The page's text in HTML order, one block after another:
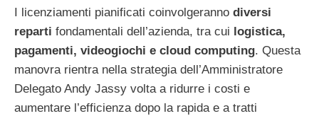
I licenziamenti pianificati coinvolgeranno diversi
reparti fondamentali dell’azienda, tra cui logistica,
pagamenti, videogiochi e cloud computing. Questa
manovra rientra nella strategia dell’Amministratore
Delegato Andy Jassy volta a ridurre i costi e
aumentare l’efficienza dopo la rapida e a tratti